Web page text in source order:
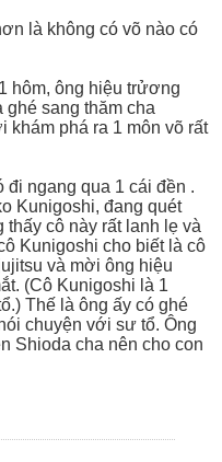
là không có võ nào có
hôm, ông hiệu trửơng
sang thăm cha
khám phá ra 1 môn võ rất
ngang qua 1 cái đền .
Kunigoshi, đang quét
cô này rất lanh lẹ và
Kunigoshi cho biết là cô
và mời ông hiệu
(Cô Kunigoshi là 1
Thế là ông ấy có ghé
chuyện với sư tổ. Ông
Shioda cha nên cho con